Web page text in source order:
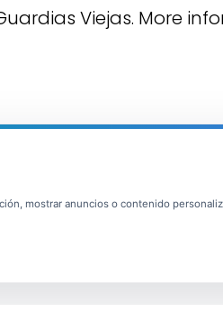
Viejas. More
mostrar anuncios o contenido